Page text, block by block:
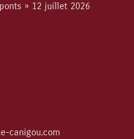
» 12 juillet 2026
canigou.com